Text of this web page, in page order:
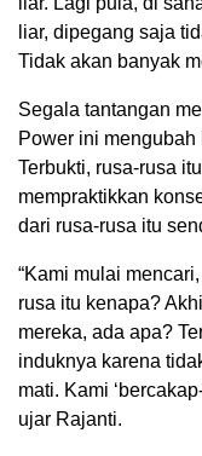
liar, dipegang saja
Tidak akan banyak
Segala tantangan
Power ini
Terbukti, rusa-rusa
mempraktikkan
dari rusa-rusa itu
“Kami mulai
rusa itu kenapa?
mereka, ada apa?
induknya karena
mati. Kami
ujar Rajanti.